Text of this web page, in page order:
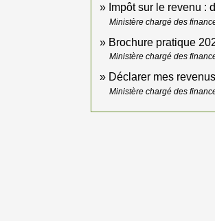
Impôt sur le revenu :
Ministère chargé des
Brochure pratique
Ministère chargé des
Déclarer mes revenus
Ministère chargé des